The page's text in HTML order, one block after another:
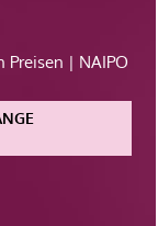
Preisen | NAIPO